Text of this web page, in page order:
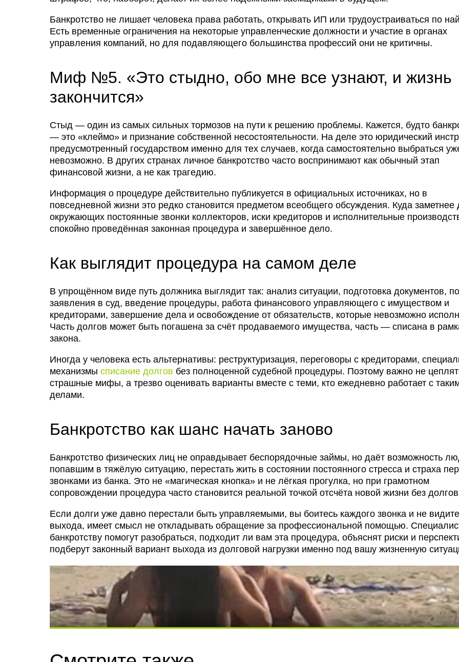
Банкротство не лишает человека права работать, открывать ИП или трудоустраиваться по
Есть временные ограничения на некоторые управленческие должности и участие в органах
управления компаний, но для подавляющего большинства профессий они не критичны.
Миф №5. «Это стыдно, обо мне все узнают, и жизнь
закончится»
Стыд — один из самых сильных тормозов на пути к решению проблемы. Кажется, будто
— это «клеймо» и признание собственной несостоятельности. На деле это юридический
предусмотренный государством именно для тех случаев, когда самостоятельно выбраться
невозможно. В других странах личное банкротство часто воспринимают как обычный этап
финансовой жизни, а не как трагедию.
Информация о процедуре действительно публикуется в официальных источниках, но в
повседневной жизни это редко становится предметом всеобщего обсуждения. Куда заметнее
окружающих постоянные звонки коллекторов, иски кредиторов и исполнительные
спокойно проведённая законная процедура и завершённое дело.
Как выглядит процедура на самом деле
В упрощённом виде путь должника выглядит так: анализ ситуации, подготовка документов,
заявления в суд, введение процедуры, работа финансового управляющего с имуществом и
кредиторами, завершение дела и освобождение от обязательств, которые невозможно
Часть долгов может быть погашена за счёт продаваемого имущества, часть — списана в
закона.
Иногда у человека есть альтернативы: реструктуризация, переговоры с кредиторами,
механизмы списание долгов без полноценной судебной процедуры. Поэтому важно не
страшные мифы, а трезво оценивать варианты вместе с теми, кто ежедневно работает с
делами.
Банкротство как шанс начать заново
Банкротство физических лиц не оправдывает беспорядочные займы, но даёт возможность
попавшим в тяжёлую ситуацию, перестать жить в состоянии постоянного стресса и страха
звонками из банка. Это не «магическая кнопка» и не лёгкая прогулка, но при грамотном
сопровождении процедура часто становится реальной точкой отсчёта новой жизни без
Если долги уже давно перестали быть управляемыми, вы боитесь каждого звонка и не видите
выхода, имеет смысл не откладывать обращение за профессиональной помощью.
банкротству помогут разобраться, подходит ли вам эта процедура, объяснят риски и
подберут законный вариант выхода из долговой нагрузки именно под вашу жизненную
Скрытая камера на пляже Крыма: Что люди вытворяют, когда их не видят...